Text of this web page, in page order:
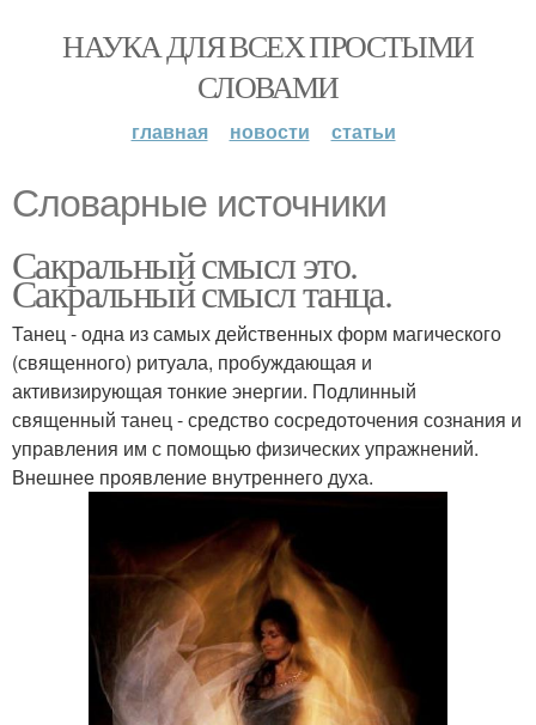
НАУКА ДЛЯ ВСЕХ ПРОСТЫМИ
СЛОВАМИ
главная новости статьи
Словарные источники
Сакральный смысл это.
Сакральный смысл танца.
Танец - одна из самых действенных форм магического
(священного) ритуала, пробуждающая и
активизирующая тонкие энергии. Подлинный
священный танец - средство сосредоточения сознания и
управления им с помощью физических упражнений.
Внешнее проявление внутреннего духа.